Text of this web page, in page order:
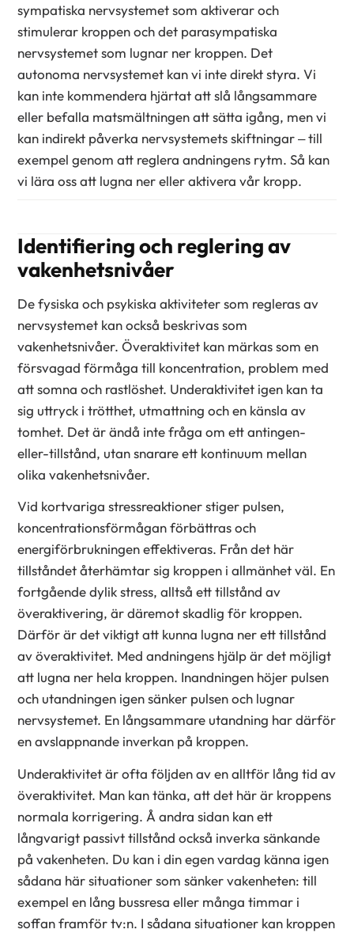
sympatiska nervsystemet som aktiverar och
stimulerar kroppen och det parasympatiska
nervsystemet som lugnar ner kroppen. Det
autonoma nervsystemet kan vi inte direkt styra. Vi
kan inte kommendera hjärtat att slå långsammare
eller befalla matsmältningen att sätta igång, men vi
kan indirekt påverka nervsystemets skiftningar – till
exempel genom att reglera andningens rytm. Så kan
vi lära oss att lugna ner eller aktivera vår kropp.
Identifiering och reglering av
vakenhetsnivåer
De fysiska och psykiska aktiviteter som regleras av
nervsystemet kan också beskrivas som
vakenhetsnivåer. Överaktivitet kan märkas som en
försvagad förmåga till koncentration, problem med
att somna och rastlöshet. Underaktivitet igen kan ta
sig uttryck i trötthet, utmattning och en känsla av
tomhet. Det är ändå inte fråga om ett antingen-
eller-tillstånd, utan snarare ett kontinuum mellan
olika vakenhetsnivåer.
Vid kortvariga stressreaktioner stiger pulsen,
koncentrationsförmågan förbättras och
energiförbrukningen effektiveras. Från det här
tillståndet återhämtar sig kroppen i allmänhet väl. En
fortgående dylik stress, alltså ett tillstånd av
överaktivering, är däremot skadlig för kroppen.
Därför är det viktigt att kunna lugna ner ett tillstånd
av överaktivitet. Med andningens hjälp är det möjligt
att lugna ner hela kroppen. Inandningen höjer pulsen
och utandningen igen sänker pulsen och lugnar
nervsystemet. En långsammare utandning har därför
en avslappnande inverkan på kroppen.
Underaktivitet är ofta följden av en alltför lång tid av
överaktivitet. Man kan tänka, att det här är kroppens
normala korrigering. Å andra sidan kan ett
långvarigt passivt tillstånd också inverka sänkande
på vakenheten. Du kan i din egen vardag känna igen
sådana här situationer som sänker vakenheten: till
exempel en lång bussresa eller många timmar i
soffan framför tv:n. I sådana situationer kan kroppen